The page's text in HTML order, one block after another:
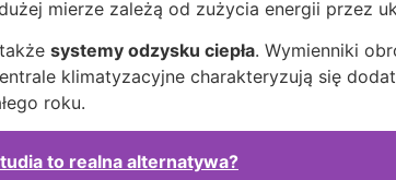
mierze zależą od zużycia energii przez
systemy odzysku ciepła. Wymienniki
klimatyzacyjne charakteryzują się
roku.
to realna alternatywa?